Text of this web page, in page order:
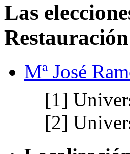
Las
Mª José
[1]
[2]